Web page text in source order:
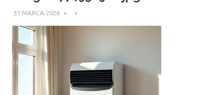
31 MARCA 2026